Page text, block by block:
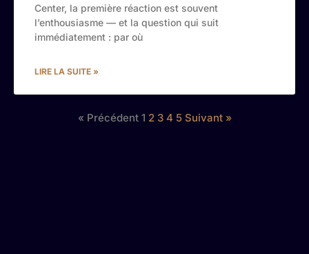
Center, la première réaction est souvent
l’enthousiasme — et la question qui suit
immédiatement : par où
LIRE LA SUITE »
« Précédent 1 2 3 4 5 Suivant »